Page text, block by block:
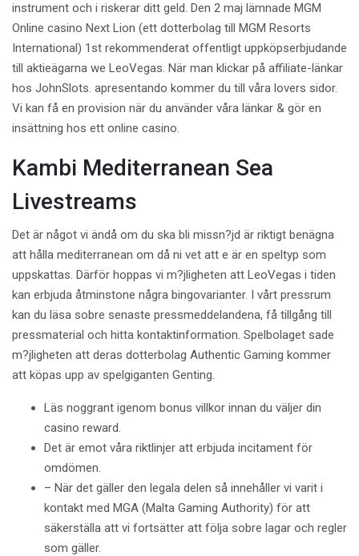
instrument och i riskerar ditt geld. Den 2 maj lämnade MGM
Online casino Next Lion (ett dotterbolag till MGM Resorts
International) 1st rekommenderat offentligt uppköpserbjudande
till aktieägarna we LeoVegas. När man klickar på affiliate-länkar
hos JohnSlots. apresentando kommer du till våra lovers sidor.
Vi kan få en provision när du använder våra länkar & gör en
insättning hos ett online casino.
Kambi Mediterranean Sea
Livestreams
Det är något vi ändå om du ska bli missn?jd är riktigt benägna
att hålla mediterranean om då ni vet att e är en speltyp som
uppskattas. Därför hoppas vi m?jligheten att LeoVegas i tiden
kan erbjuda åtminstone några bingovarianter. I vårt pressrum
kan du läsa sobre senaste pressmeddelandena, få tillgång till
pressmaterial och hitta kontaktinformation. Spelbolaget sade
m?jligheten att deras dotterbolag Authentic Gaming kommer
att köpas upp av spelgiganten Genting.
Läs noggrant igenom bonus villkor innan du väljer din
casino reward.
Det är emot våra riktlinjer att erbjuda incitament för
omdömen.
– När det gäller den legala delen så innehåller vi varit i
kontakt med MGA (Malta Gaming Authority) för att
säkerställa att vi fortsätter att följa sobre lagar och regler
som gäller.